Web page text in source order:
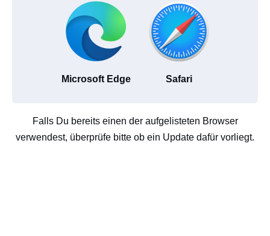
Microsoft Edge Safari
Falls Du bereits einen der aufgelisteten Browser
verwendest, überprüfe bitte ob ein Update dafür vorliegt.